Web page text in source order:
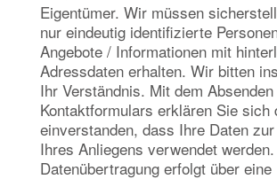
Eigentümer. Wir müssen
nur eindeutig identifizierte
Angebote / Informationen mit
Adressdaten erhalten. Wir bitten
Ihr Verständnis. Mit dem
Kontaktformulars erklären Sie sich
einverstanden, dass Ihre Daten
Ihres Anliegens verwendet
Datenübertragung erfolgt über eine